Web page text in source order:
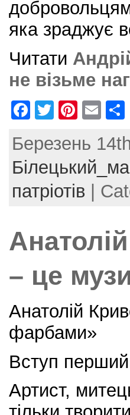
яка зраджує
Читати
не візьме
F
c
e
b
o
k
T
itt
er
Pi
er
e
st
E
ai
Березень
патріотів |
– це
Анатолій
фарбами»
Вступ
Артист,